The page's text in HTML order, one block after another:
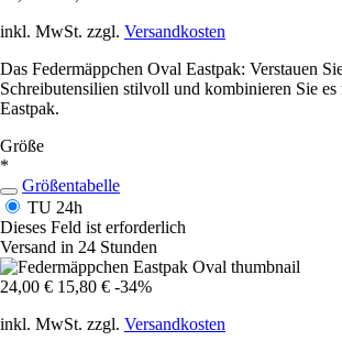
inkl. MwSt. zzgl. Versandkosten
Das Federmäppchen Oval Eastpak: Verstauen
Schreibutensilien stilvoll und kombinieren Sie es
Eastpak.
Größe
*
Größentabelle
TU 24h
Dieses Feld ist erforderlich
Versand in 24 Stunden
24,00 € 15,80 € -34%
inkl. MwSt. zzgl. Versandkosten